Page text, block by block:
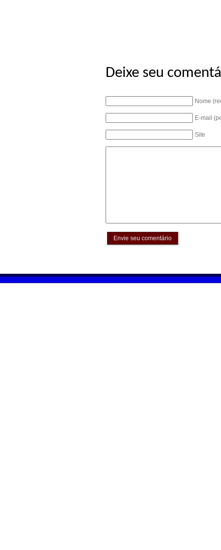
Deixe seu
Nome
E-mail
Site
Envie seu comentário